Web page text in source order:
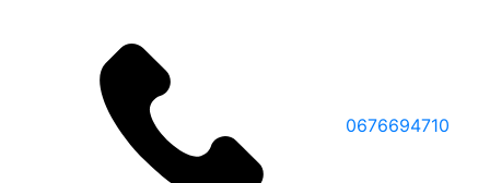
0676694710